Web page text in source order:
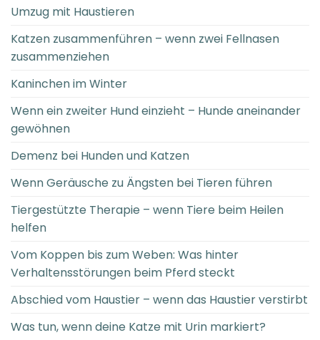
Umzug mit Haustieren
Katzen zusammenführen – wenn zwei Fellnasen
zusammenziehen
Kaninchen im Winter
Wenn ein zweiter Hund einzieht – Hunde aneinander
gewöhnen
Demenz bei Hunden und Katzen
Wenn Geräusche zu Ängsten bei Tieren führen
Tiergestützte Therapie – wenn Tiere beim Heilen
helfen
Vom Koppen bis zum Weben: Was hinter
Verhaltensstörungen beim Pferd steckt
Abschied vom Haustier – wenn das Haustier verstirbt
Was tun, wenn deine Katze mit Urin markiert?